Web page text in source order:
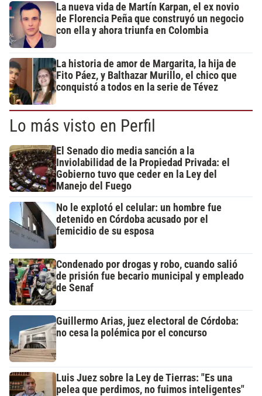
La nueva vida de Martín Karpan, el ex novio
de Florencia Peña que construyó un negocio
con ella y ahora triunfa en Colombia
La historia de amor de Margarita, la hija de
Fito Páez, y Balthazar Murillo, el chico que
conquistó a todos en la serie de Tévez
Lo más visto en Perfil
El Senado dio media sanción a la
Inviolabilidad de la Propiedad Privada: el
Gobierno tuvo que ceder en la Ley del
Manejo del Fuego
No le explotó el celular: un hombre fue
detenido en Córdoba acusado por el
femicidio de su esposa
Condenado por drogas y robo, cuando salió
de prisión fue becario municipal y empleado
de Senaf
Guillermo Arias, juez electoral de Córdoba:
no cesa la polémica por el concurso
Luis Juez sobre la Ley de Tierras: "Es una
pelea que perdimos, no fuimos inteligentes"